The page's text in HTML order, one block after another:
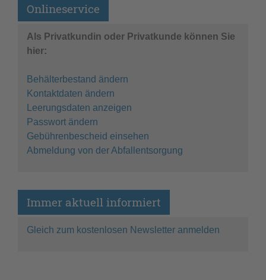
Onlineservice
Als Privatkundin oder Privatkunde können Sie
hier:
Behälterbestand ändern
Kontaktdaten ändern
Leerungsdaten anzeigen
Passwort ändern
Gebührenbescheid einsehen
Abmeldung von der Abfallentsorgung
Immer aktuell informiert
Gleich zum kostenlosen Newsletter anmelden